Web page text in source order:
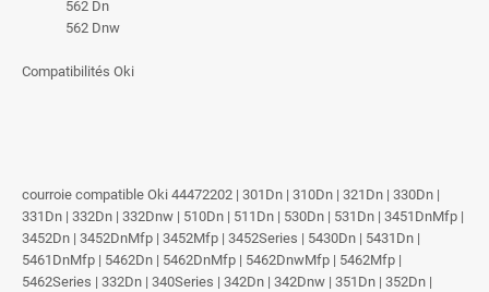
562 Dn
562 Dnw
Compatibilités Oki
courroie compatible Oki 44472202 | 301Dn | 310Dn | 321Dn | 330Dn |
331Dn | 332Dn | 332Dnw | 510Dn | 511Dn | 530Dn | 531Dn | 3451DnMfp |
3452Dn | 3452DnMfp | 3452Mfp | 3452Series | 5430Dn | 5431Dn |
5461DnMfp | 5462Dn | 5462DnMfp | 5462DnwMfp | 5462Mfp |
5462Series | 332Dn | 340Series | 342Dn | 342Dnw | 351Dn | 352Dn |